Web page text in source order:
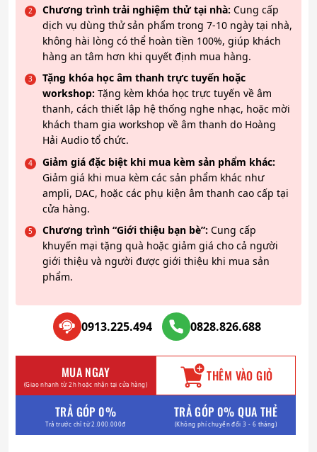
Chương trình trải nghiệm thử tại nhà: Cung cấp
dịch vụ dùng thử sản phẩm trong 7-10 ngày tại nhà,
không hài lòng có thể hoàn tiền 100%, giúp khách
hàng an tâm hơn khi quyết định mua hàng.
Tặng khóa học âm thanh trực tuyến hoặc
workshop: Tặng kèm khóa học trực tuyến về âm
thanh, cách thiết lập hệ thống nghe nhạc, hoặc mời
khách tham gia workshop về âm thanh do Hoàng
Hải Audio tổ chức.
Giảm giá đặc biệt khi mua kèm sản phẩm khác:
Giảm giá khi mua kèm các sản phẩm khác như
ampli, DAC, hoặc các phụ kiện âm thanh cao cấp tại
cửa hàng.
Chương trình “Giới thiệu bạn bè”: Cung cấp
khuyến mại tặng quà hoặc giảm giá cho cả người
giới thiệu và người được giới thiệu khi mua sản
phẩm.
0913.225.494 0828.826.688
MUA NGAY
(Giao nhanh từ 2h hoặc nhận tại cửa hàng) THÊM VÀO GIỎ
TRẢ GÓP 0%
Trả trước chỉ từ 2.000.000đ
TRẢ GÓP 0% QUA THẺ
(Không phí chuyển đổi 3 - 6 tháng)